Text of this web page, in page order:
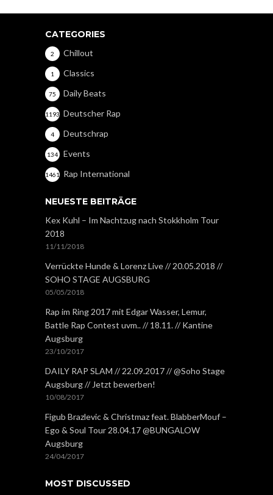
CATEGORIES
Chillout
2
Classics
1
Daily Beats
75
Deutscher Rap
1193
Deutschrap
4
Events
134
Rap International
1461
NEUESTE BEITRÄGE
Kex Kuhl – Im Nachtzug nach Stokkholm Tour
2018
11/11/2018
Verrückte Hunde & Lorenz Live // 20.05.2018 //
SOHO STAGE AUGSBURG
05/05/2018
Rap im Ring 2017 mit Edgar Wasser, Lemur,
Battle Rap Contest uvm.. // 18.11. // Kantine
Augsburg
23/10/2017
DAILY RAP SLAM // 22.09.2017 // @Soho Stage
Augsburg // Jetzt bewerben!
10/08/2017
Figub Brazlevic & Christmaz feat. BlabberMouf –
Ego & Soul Tour 28.04.17 @BUNGALOW
Augsburg
24/04/2017
MOST DISCUSSED